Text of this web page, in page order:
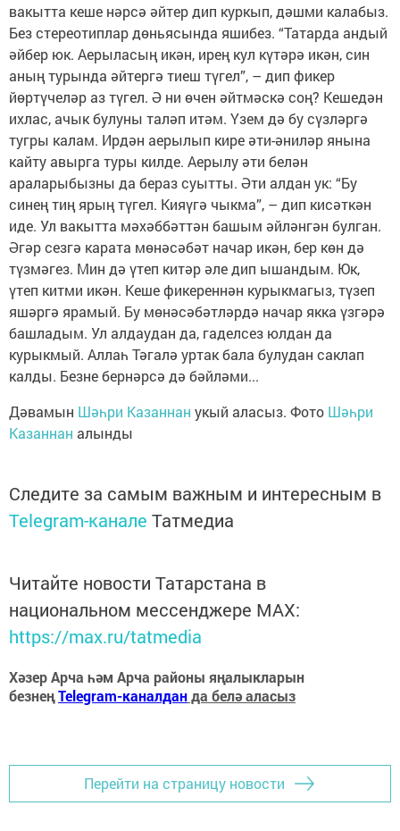
вакытта кеше нәрсә әйтер дип куркып, дәшми калабыз.
Без стереотиплар дөньясында яшибез. “Татарда андый
әйбер юк. Аерыласың икән, ирең кул күтәрә икән, син
аның турында әйтергә тиеш түгел”, – дип фикер
йөртүчеләр аз түгел. Ә ни өчен әйтмәскә соң? Кешедән
ихлас, ачык булуны таләп итәм. Үзем дә бу сүзләргә
тугры калам. Ирдән аерылып кире әти-әниләр янына
кайту авырга туры килде. Аерылу әти белән
араларыбызны да бераз суытты. Әти алдан ук: “Бу
синең тиң ярың түгел. Кияүгә чыкма”, – дип кисәткән
иде. Ул вакытта мәхәббәттән башым әйләнгән булган.
Әгәр сезгә карата мөнәсәбәт начар икән, бер көн дә
түзмәгез. Мин дә үтеп китәр әле дип ышандым. Юк,
үтеп китми икән. Кеше фикереннән курыкмагыз, түзеп
яшәргә ярамый. Бу мөнәсәбәтләрдә начар якка үзгәрә
башладым. Ул алдаудан да, гаделсез юлдан да
курыкмый. Аллаһ Тәгалә уртак бала булудан саклап
калды. Безне бернәрсә дә бәйләми...
Дәвамын Шәһри Казаннан укый аласыз. Фото Шәһри
Казаннан алынды
Следите за самым важным и интересным в
Telegram-канале Татмедиа
Читайте новости Татарстана в
национальном мессенджере MАХ:
https://max.ru/tatmedia
Хәзер Арча һәм Арча районы яңалыкларын
безнеңTelegram-каналданда белә аласыз
Перейти на страницу новости